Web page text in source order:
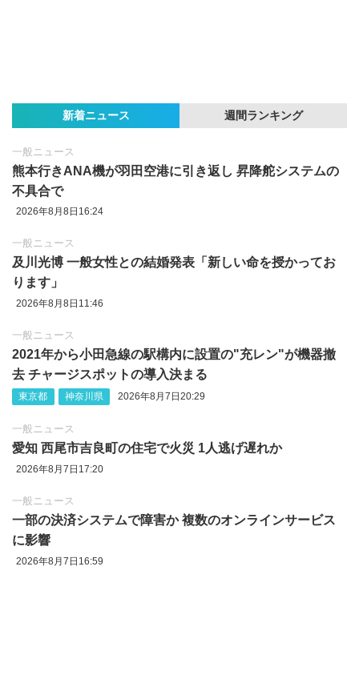
新着ニュース 週間ランキング
一般ニュース
熊本行きANA機が羽田空港に引き返し 昇降舵システムの
不具合で
2026年8月8日16:24
一般ニュース
及川光博 一般女性との結婚発表「新しい命を授かってお
ります」
2026年8月8日11:46
一般ニュース
2021年から小田急線の駅構内に設置の"充レン"が機器撤
去 チャージスポットの導入決まる
東京都 神奈川県 2026年8月7日20:29
一般ニュース
愛知 西尾市吉良町の住宅で火災 1人逃げ遅れか
2026年8月7日17:20
一般ニュース
一部の決済システムで障害か 複数のオンラインサービス
に影響
2026年8月7日16:59